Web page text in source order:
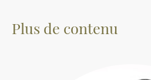
Plus de contenu